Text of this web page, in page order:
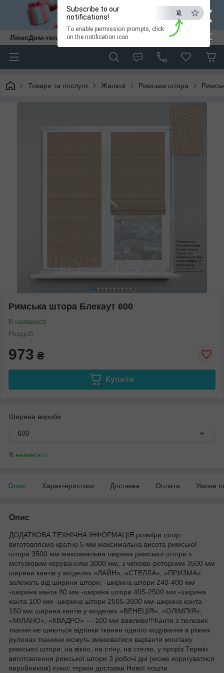
×
ESC
Subscribe to our
notifications!
To enable permission prompts, click
on the notification icon
ЛюксДом-тепло та затишок у кожен дім.
Товари та послуги Жалюзі Римська штора
Римська штора Блекаут 600
В наявності
Роздріб
973 ₴
Купити
Ширина вироби
600
В наявності
Опис Характеристики Доставка Оплата Умови
Опис
ДОДАТКОВА ТЕХНІЧНА ІНФОРМАЦІЯ розміри штор
виготовляємо кратно 5 мм максимальна висота римської
штори 3500 мм максимальна ширина римської штори з
мотузковим керуванням 3000 мм, з чіпково-роторним 3500 мм
ширини кантів у моделях «ЛАЙН», «СТЕЛЛА», «ПРИЗМА»
залежать від ширини штори: -ширина штори 240-400 мм
-ширина канта 80 мм -ширина штори 405-2500 мм -ширина
канта 100 мм -ширина штори 2505-3500 мм-ширина канта
150 мм ширина кантів у моделях «ВЕНЕЦІЯ», «ОЛІМПІЯ»,
«МІЛАНО», «КВАДРО» — 100 мм важливо!!!Канти з тюлевих
тканин не шиються відтінки тканин одного кодування в різних
рулонах тканини можуть змінюватися варіанти монтажу
римської штори: на вікно, на стіну, на стелю, у проріз Термін
виготовлення римської штори 3 робочі дні (може коригуватися
виробником) плюс термін доставки Нової пошти